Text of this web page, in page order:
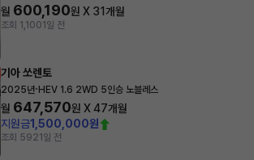
월 600,190원 X 31개월
조회 1,1001일 전
기아 쏘렌토
2025년· HEV 1.6 2WD 5인승 노블레스
월 647,570원 X47개월
지원금1,500,000원
조회 5921일 전